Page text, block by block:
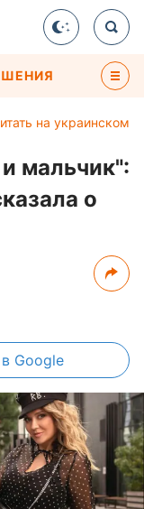
на украинском
мальчик":
о
Google